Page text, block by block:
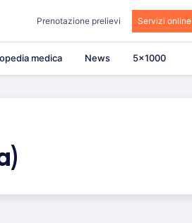
Prenotazione prelievi Servizi online
medica News 5×1000